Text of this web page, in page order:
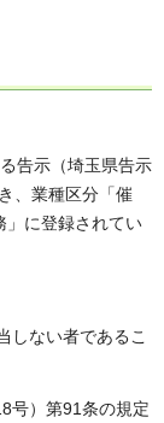
告示（埼玉県告示
、業種区分「催
」に登録されてい
ない者であるこ
）第91条の規定